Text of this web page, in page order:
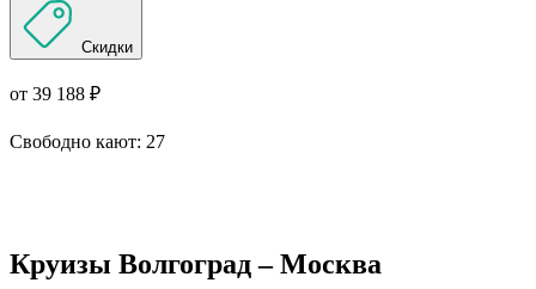
Скидки
от 39 188 ₽
Свободно кают: 27
Круизы Волгоград – Москва